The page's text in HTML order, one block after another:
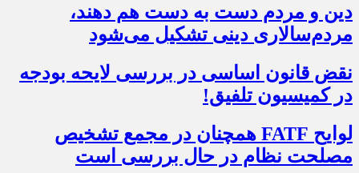
دین و مردم دست به‌ دست هم دهند،
مردم‌سالاری دینی تشکیل می‌شود
نقض قانون اساسی در بررسی لایحه بودجه
در کمیسیون تلفیق!
لوایح FATF همچنان در مجمع تشخیص
مصلحت نظام در حال بررسی است